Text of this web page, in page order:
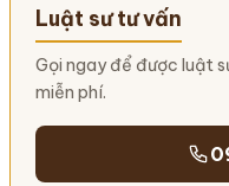
Luật sư tư vấn
Gọi ngay để được luật
miễn phí.